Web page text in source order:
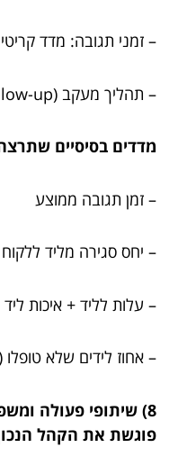
– זמני תגובה: מדד קריטי
– תהליך מעקב (Follow-up) בלי להציק, כן להתעניין
מדדים בסיסיים
– זמן תגובה ממוצע
– יחס סגירה מליד ללקוח
– עלות לליד + איכות ליד
– אחוז לידים שלא
8) שיתופי פעולה
פוגשת את הקהל